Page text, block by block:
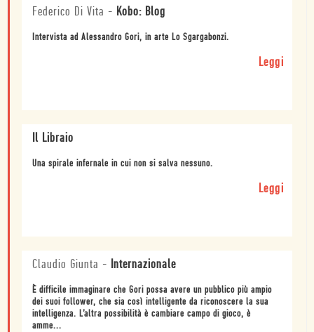
Federico Di Vita - Kobo: Blog
Intervista ad Alessandro Gori, in arte Lo Sgargabonzi.
Leggi
Il Libraio
Una spirale infernale in cui non si salva nessuno.
Leggi
Claudio Giunta - Internazionale
È difficile immaginare che Gori possa avere un pubblico più ampio
dei suoi follower, che sia così intelligente da riconoscere la sua
intelligenza. L’altra possibilità è cambiare campo di gioco, è
amme...